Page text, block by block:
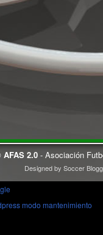
AFAS 2.0 - Asociación
Designed bySoccer
modo mantenimiento